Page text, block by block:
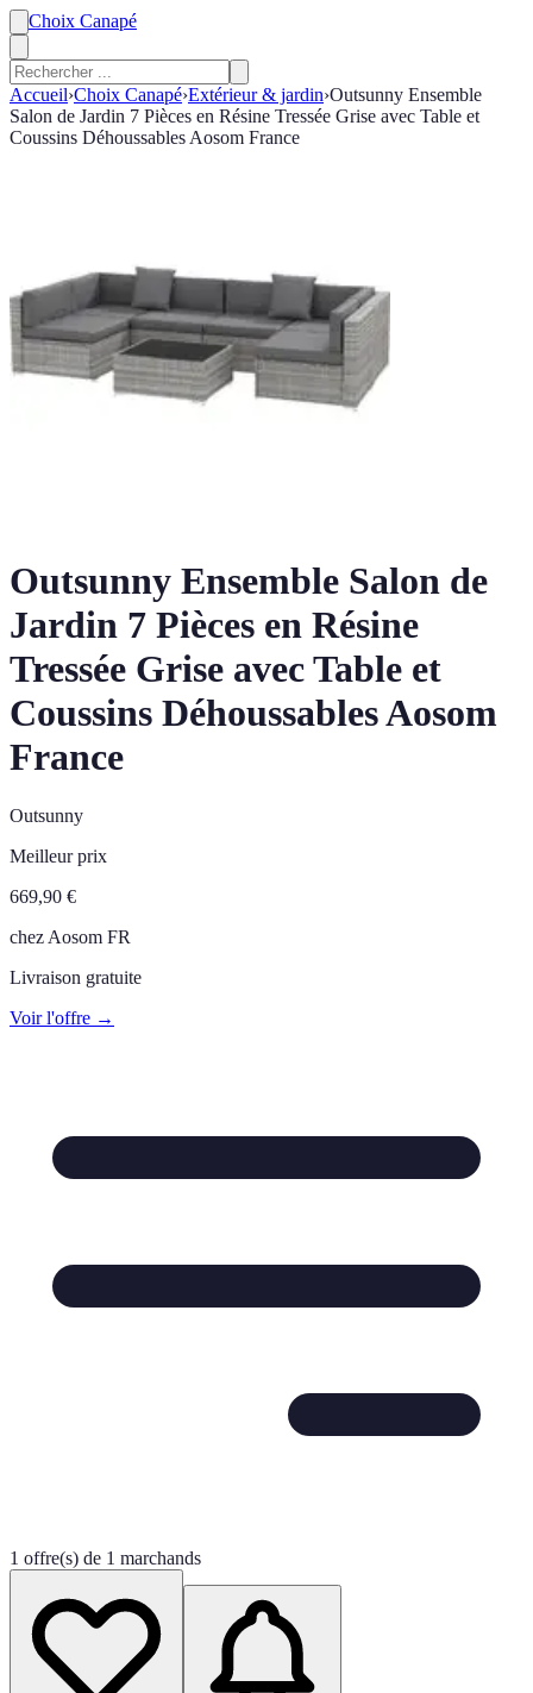
Choix Canapé
Accueil›Choix Canapé›Extérieur & jardin›Outsunny Ensemble
Salon de Jardin 7 Pièces en Résine Tressée Grise avec Table et
Coussins Déhoussables Aosom France
Outsunny Ensemble Salon de
Jardin 7 Pièces en Résine
Tressée Grise avec Table et
Coussins Déhoussables Aosom
France
Outsunny
Meilleur prix
669,90 €
chez Aosom FR
Livraison gratuite
Voir l'offre →
1 offre(s) de 1 marchands